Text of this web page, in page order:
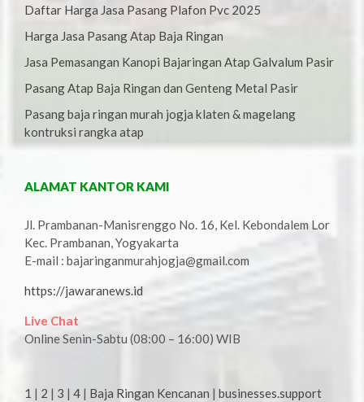
Daftar Harga Jasa Pasang Plafon Pvc 2025
Harga Jasa Pasang Atap Baja Ringan
Jasa Pemasangan Kanopi Bajaringan Atap Galvalum Pasir
Pasang Atap Baja Ringan dan Genteng Metal Pasir
Pasang baja ringan murah jogja klaten & magelang
kontruksi rangka atap
ALAMAT KANTOR KAMI
Jl. Prambanan-Manisrenggo No. 16, Kel. Kebondalem Lor
Kec. Prambanan, Yogyakarta
E-mail : bajaringanmurahjogja@gmail.com
https://jawaranews.id
Live Chat
Online Senin-Sabtu (08:00 – 16:00) WIB
1 | 2 | 3 | 4 | Baja Ringan Kencanan | businesses.support